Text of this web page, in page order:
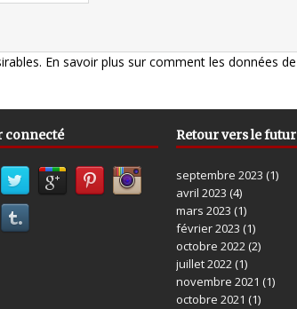
En savoir plus sur comment les données de
connecté Retour vers le futur
septembre 2023 (1)
avril 2023 (4)
mars 2023 (1)
février 2023 (1)
octobre 2022(2)
juillet 2022(1)
novembre 2021 (1)
octobre 2021 (1)